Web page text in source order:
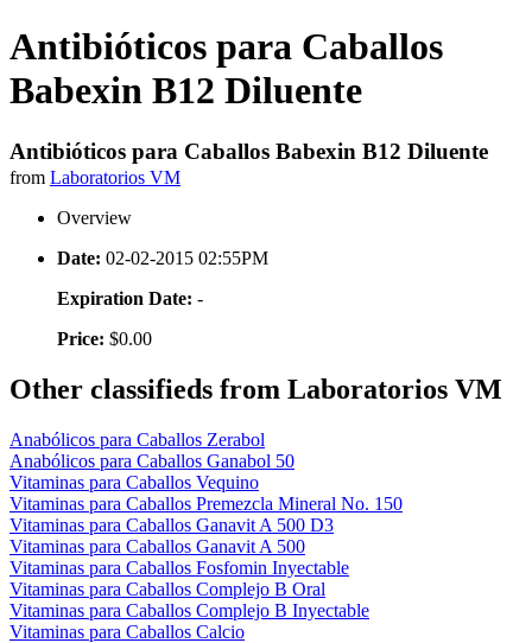
Antibióticos para Caballos
Babexin B12 Diluente
Antibióticos para Caballos Babexin B12 Diluente
from Laboratorios VM
Overview
Date: 02-02-2015 02:55PM
Expiration Date: -
Price: $0.00
Other classifieds from Laboratorios VM
Anabólicos para Caballos Zerabol
Anabólicos para Caballos Ganabol 50
Vitaminas para Caballos Vequino
Vitaminas para Caballos Premezcla Mineral No. 150
Vitaminas para Caballos Ganavit A 500 D3
Vitaminas para Caballos Ganavit A 500
Vitaminas para Caballos Fosfomin Inyectable
Vitaminas para Caballos Complejo B Oral
Vitaminas para Caballos Complejo B Inyectable
Vitaminas para Caballos Calcio